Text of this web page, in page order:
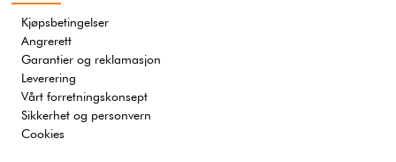
Kjøpsbetingelser
Angrerett
Garantier og reklamasjon
Leverering
Vårt forretningskonsept
Sikkerhet og personvern
Cookies